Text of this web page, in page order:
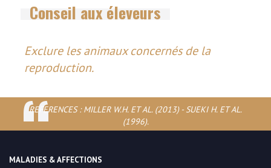
Conseil aux éleveurs
Exclure les animaux concernés de la
reproduction.
REFERENCES : MILLER W.H. ET AL. (2013) - SUEKI H. ET AL.
(1996).
MALADIES & AFFECTIONS